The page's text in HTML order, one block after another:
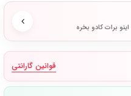
برات کادو بخره
قوانین گارانتی